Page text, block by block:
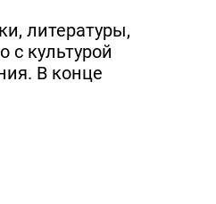
литературы,
с культурой
В конце